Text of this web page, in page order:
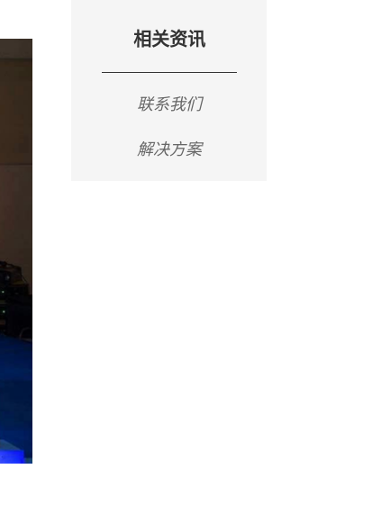
相关资讯
联系我们
解决方案